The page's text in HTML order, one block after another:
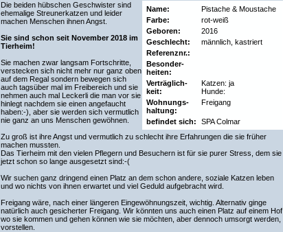
Name:
Pistache & Moustache
Farbe:
rot-weiß
Geboren:
2016
Geschlecht:
männlich, kastriert
Referenznr.:
Besonder-
heiten:
Verträglich-
keit:
Katzen: ja
Hunde:
Wohnungs-
haltung:
Freigang
befindet sich: SPA Colmar
Die beiden hübschen Geschwister sind
ehemalige Streunerkatzen und leider
machen Menschen ihnen Angst.
Sie sind schon seit November 2018 im
Tierheim!
Sie machen zwar langsam Fortschritte,
verstecken sich nicht mehr nur ganz oben
auf dem Regal sondern bewegen sich
auch tagsüber mal im Freibereich und sie
nehmen auch mal Leckerli die man vor sie
hinlegt nachdem sie einen angefaucht
haben:-), aber sie werden sich vermutlich
nie ganz an uns Menschen gewöhnen.
Zu groß ist ihre Angst und vermutlich zu schlecht ihre Erfahrungen die sie früher
machen mussten.
Das Tierheim mit den vielen Pflegern und Besuchern ist für sie purer Stress, dem sie
jetzt schon so lange ausgesetzt sind:-(
Wir suchen ganz dringend einen Platz an dem schon andere, soziale Katzen leben
und wo nichts von ihnen erwartet und viel Geduld aufgebracht wird.
Freigang wäre, nach einer längeren Eingewöhnungszeit, wichtig. Alternativ ginge
natürlich auch gesicherter Freigang. Wir könnten uns auch einen Platz auf einem Hof
wo sie kommen und gehen können wie sie möchten, aber dennoch umsorgt werden,
vorstellen.